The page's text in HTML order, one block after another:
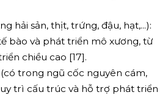
hải sản, thịt, trứng, đậu, hạt,...):
bào và phát triển mô xương, từ
chiều cao [17].
trong ngũ cốc nguyên cám,
trì cấu trúc và hỗ trợ phát triển